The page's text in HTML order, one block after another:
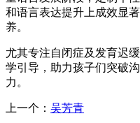
和语言表达提升上成效显
养。
尤其专注自闭症及发育迟
学引导，助力孩子们突破
力。
上一个： 吴芳青